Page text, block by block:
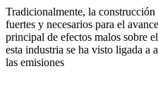
Tradicionalmente, la
fuertes͏ y necesarios para el
principal de efectos malos͏ sobre
esta industria se ha visto ligada a
las emisiones